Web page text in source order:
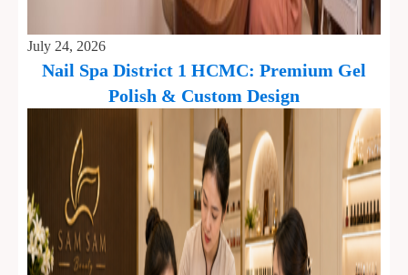
July 24, 2026
Nail Spa District 1 HCMC: Premium Gel
Polish & Custom Design